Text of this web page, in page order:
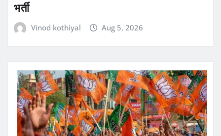
भर्ती
Vinod kothiyal Aug 5, 2026